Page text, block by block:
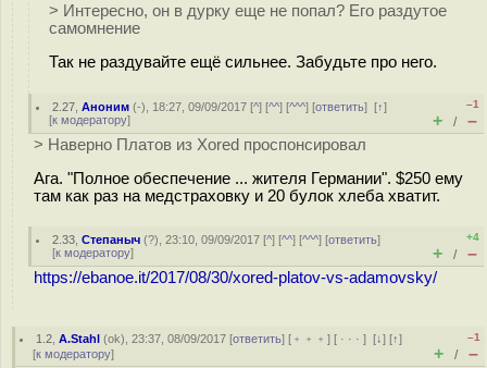
> Интересно, он в дурку еще не попал? Его раздутое
самомнение
Так не раздувайте ещё сильнее. Забудьте про него.
2.27 ,Аноним (-), 18:27, 09/09/2017 [^] [^^] [^^^] [ответить][↑]
[к модератору]
–1
+ / –
> Наверно Платов из Xored проспонсировал
Ага. "Полное обеспечение ... жителя Германии". $250 ему
там как раз на медстраховку и 20 булок хлеба хватит.
2.33 ,Степаныч (?), 23:10, 09/09/2017 [^] [^^] [^^^] [ответить]
[к модератору]
+4
+ / –
https://ebanoe.it/2017/08/30/xored-platov-vs-adamovsky/
1.2 ,A.Stahl (ok), 23:37, 08/09/2017 [ответить] [ ﹢﹢﹢] [ · · ·][↓] [↑]
[к модератору]
–1
+ / –